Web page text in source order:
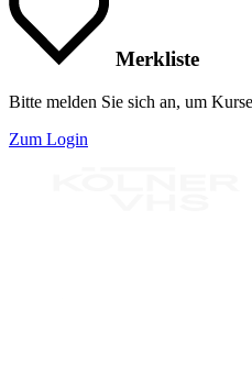
Merkliste
Bitte melden Sie sich an, um
Zum Login